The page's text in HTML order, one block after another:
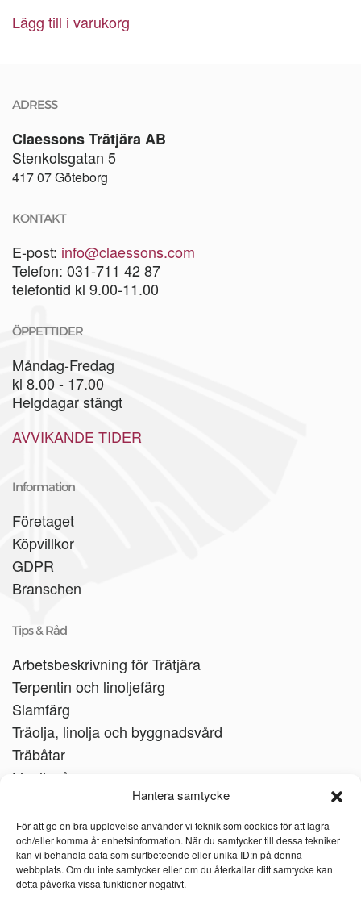
Hantera samtycke
För att ge en bra upplevelse använder vi teknik som cookies för att lagra
och/eller komma åt enhetsinformation. När du samtycker till dessa tekniker
kan vi behandla data som surfbeteende eller unika ID:n på denna
webbplats. Om du inte samtycker eller om du återkallar ditt samtycke kan
detta påverka vissa funktioner negativt.
Lägg till i varukorg
ADRESS
Claessons Trätjära AB
Stenkolsgatan 5
417 07 Göteborg
KONTAKT
E-post: info@claessons.com
Telefon: 031-711 42 87
telefontid kl 9.00-11.00
ÖPPETTIDER
Måndag-Fredag
kl 8.00 - 17.00
Helgdagar stängt
AVVIKANDE TIDER
Information
Företaget
Köpvillkor
GDPR
Branschen
Tips & Råd
Arbetsbeskrivning för Trätjära
Terpentin och linoljefärg
Slamfärg
Träolja, linolja och byggnadsvård
Träbåtar
Linoljesåpa